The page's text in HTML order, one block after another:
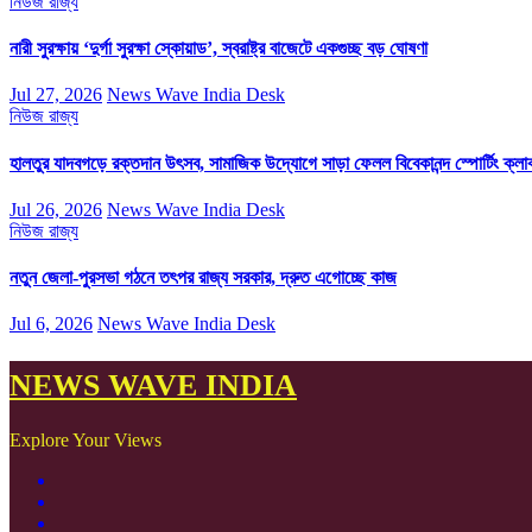
নারী সুরক্ষায় ‘দুর্গা সুরক্ষা স্কোয়াড’, স্বরাষ্ট্র বাজেটে একগুচ্ছ বড় ঘোষণা
Jul 27, 2026 News Wave India Desk
নিউজ রাজ্য
হালতুর যাদবগড়ে রক্তদান উৎসব, সামাজিক উদ্যোগে সাড়া ফেলল বিবেকানন্দ স্পোর্টিং
Jul 26, 2026 News Wave India Desk
নিউজ রাজ্য
নতুন জেলা-পুরসভা গঠনে তৎপর রাজ্য সরকার, দ্রুত এগোচ্ছে কাজ
Jul 6, 2026 News Wave India Desk
NEWS WAVE INDIA
Explore Your Views